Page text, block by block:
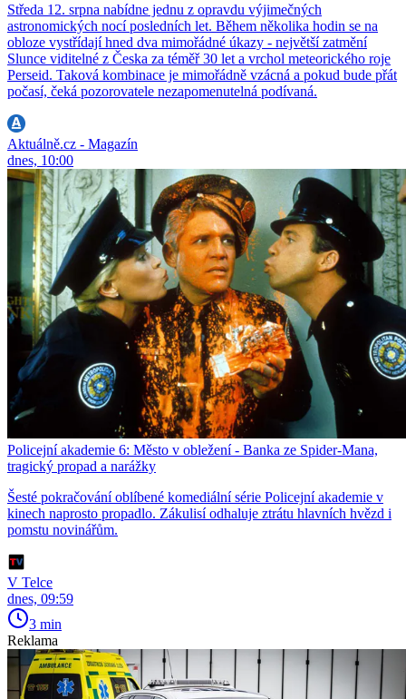
Středa 12. srpna nabídne jednu z opravdu výjimečných
astronomických nocí posledních let. Během několika hodin se na
obloze vystřídají hned dva mimořádné úkazy - největší zatmění
Slunce viditelné z Česka za téměř 30 let a vrchol meteorického roje
Perseid. Taková kombinace je mimořádně vzácná a pokud bude přát
počasí, čeká pozorovatele nezapomenutelná podívaná.
Aktuálně.cz - Magazín
dnes, 10:00
Policejní akademie 6: Město v obležení - Banka ze Spider-Mana,
tragický propad a narážky
Šesté pokračování oblíbené komediální série Policejní akademie v
kinech naprosto propadlo. Zákulisí odhaluje ztrátu hlavních hvězd i
pomstu novinářům.
V Telce
dnes, 09:59
3 min
Reklama